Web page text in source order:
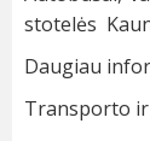
stotelės
Daugiau
Transporto